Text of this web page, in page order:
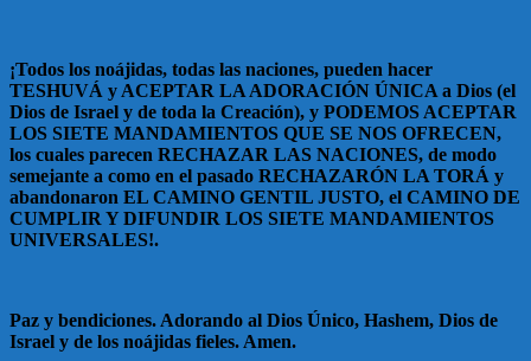
¡Todos los noájidas, todas las naciones, pueden hacer
TESHUVÁ y ACEPTAR LA ADORACIÓN ÚNICA a Dios (el
Dios de Israel y de toda la Creación), y PODEMOS ACEPTAR
LOS SIETE MANDAMIENTOS QUE SE NOS OFRECEN,
los cuales parecen RECHAZAR LAS NACIONES, de modo
semejante a como en el pasado RECHAZARÓN LA TORÁ y
abandonaron EL CAMINO GENTIL JUSTO, el CAMINO DE
CUMPLIR Y DIFUNDIR LOS SIETE MANDAMIENTOS
UNIVERSALES!.
Paz y bendiciones. Adorando al Dios Único, Hashem, Dios de
Israel y de los noájidas fieles. Amen.